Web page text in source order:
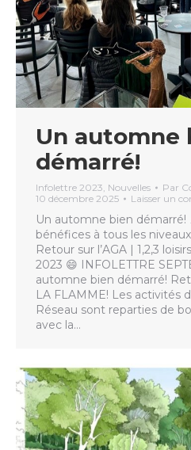
Un automne
démarré!
Infolettre 2023 Nouvelles Par
10 décembre 2025
Laisser un
Un automne bien démarré!
bénéfices à tous les
Retour sur l’AGA | 1,2,3
2023 😄 INFOLETTRE
automne bien démarré!
LA FLAMME! Les activités
Réseau sont reparties de
avec la…